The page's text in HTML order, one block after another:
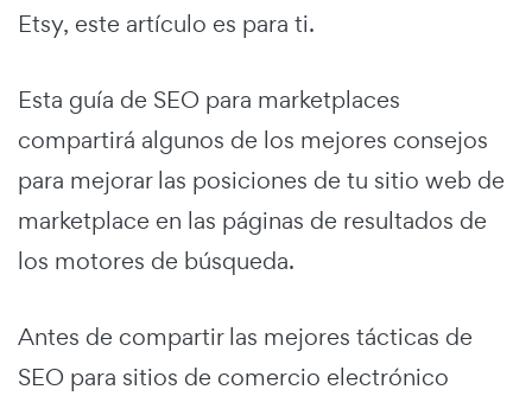
Etsy, este artículo es para ti.
Esta guía de SEO para marketplaces
compartirá algunos de los mejores consejos
para mejorar las posiciones de tu sitio web de
marketplace en las páginas de resultados de
los motores de búsqueda.
Antes de compartir las mejores tácticas de
SEO para sitios de comercio electrónico